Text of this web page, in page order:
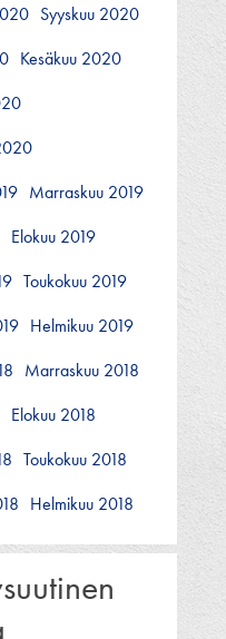
Syyskuu 2020
Kesäkuu 2020
Marraskuu 2019
Elokuu 2019
Toukokuu 2019
Helmikuu 2019
Marraskuu 2018
Elokuu 2018
Toukokuu 2018
Helmikuu 2018